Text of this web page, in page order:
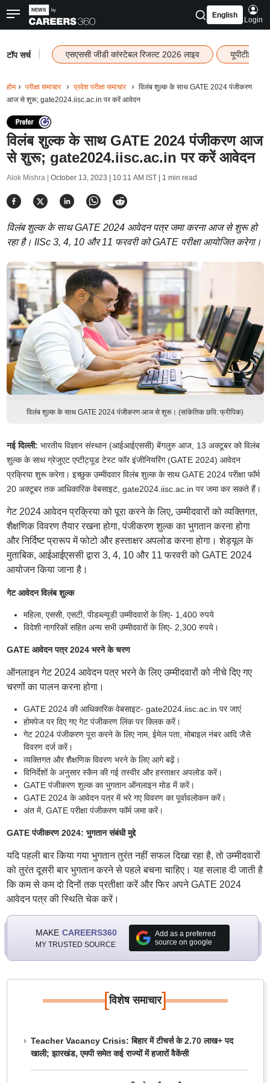
English
Login
टॉप सर्च एसएससी जीडी कांस्टेबल रिजल्ट 2026 लाइव यूपीटीईटी
होम परीक्षा समाचार प्रवेश परीक्षा समाचार
विलंब शुल्क के साथ GATE 2024 पंजीकरण
आज से शुरू; gate2024.iisc.ac.in पर करें आवेदन
विलंब शुल्क के साथ GATE 2024 पंजीकरण आज
से शुरू; gate2024.iisc.ac.in पर करें आवेदन
Alok Mishra | October 13, 2023 | 10:11 AM IST| 1 min read
विलंब शुल्क के साथ GATE 2024 आवेदन पत्र जमा करना आज से शुरू हो
रहा है। IISc 3, 4, 10 और 11 फरवरी को GATE परीक्षा आयोजित करेगा।
विलंब शुल्क के साथ GATE 2024 पंजीकरण आज से शुरू। (सांकेतिक छवि: फ्रीपिक)
नई दिल्ली: भारतीय विज्ञान संस्थान (आईआईएससी) बेंगलुरु आज, 13 अक्टूबर को विलंब
शुल्क के साथ ग्रेजुएट एप्टीट्यूड टेस्ट फॉर इंजीनियरिंग (GATE 2024) आवेदन
प्रक्रिया शुरू करेगा। इच्छुक उम्मीदवार विलंब शुल्क के साथ GATE 2024 परीक्षा फॉर्म
20 अक्टूबर तकआधिकारिक वेबसाइट, gate2024.iisc.ac.in परजमा कर सकते हैं।
गेट 2024 आवेदन प्रक्रिया को पूरा करने के लिए, उम्मीदवारों को व्यक्तिगत,
शैक्षणिक विवरण तैयार रखना होगा, पंजीकरण शुल्क का भुगतान करना होगा
और निर्दिष्ट प्रारूप में फोटो और हस्ताक्षर अपलोड करना होगा। शेड्यूल के
मुताबिक, आईआईएससी द्वारा 3, 4, 10 और 11 फरवरी को GATE 2024
आयोजन किया जाना है।
गेट आवेदन विलंब शुल्क
महिला, एससी, एसटी, पीडब्ल्यूडी उम्मीदवारों के लिए- 1,400 रुपये
विदेशी नागरिकों सहित अन्य सभी उम्मीदवारों के लिए- 2,300 रुपये।
GATE आवेदन पत्र 2024 भरने के चरण
ऑनलाइन गेट 2024 आवेदन पत्र भरने के लिए उम्मीदवारों को नीचे दिए गए
चरणों का पालन करना होगा।
GATE 2024 की आधिकारिक वेबसाइट- gate2024.iisc.ac.in पर जाएं
होमपेज पर दिए गए गेट पंजीकरण लिंक पर क्लिक करें।
गेट 2024 पंजीकरण पूरा करने के लिए नाम, ईमेल पता, मोबाइल नंबर आदि जैसे
विवरण दर्ज करें।
व्यक्तिगत और शैक्षणिक विवरण भरने के लिए आगे बढ़ें।
विनिर्देशों के अनुसार स्कैन की गई तस्वीर और हस्ताक्षर अपलोड करें।
GATE पंजीकरण शुल्क का भुगतान ऑनलाइन मोड में करें।
GATE 2024 के आवेदन पत्र में भरे गए विवरण का पूर्वावलोकन करें।
अंत में, GATE परीक्षा पंजीकरण फॉर्म जमा करें।
GATE पंजीकरण 2024: भुगतान संबंधी मुद्दे
यदि पहली बार किया गया भुगतान तुरंत नहीं सफल दिखा रहा है, तो उम्मीदवारों
को तुरंत दूसरी बार भुगतान करने से पहले बचना चाहिए। यह सलाह दी जाती है
कि कम से कम दो दिनों तक प्रतीक्षा करें और फिर अपने GATE 2024
आवेदन पत्र की स्थिति चेक करें।
MAKE CAREERS360
MY TRUSTED SOURCE
Add as a preferred
source on google
[विशेष समाचार]
Teacher Vacancy Crisis: बिहार में टीचर्स के 2.70 लाख+ पद
खाली; झारखंड, एमपी समेत कई राज्यों में हजारों वैकेंसी